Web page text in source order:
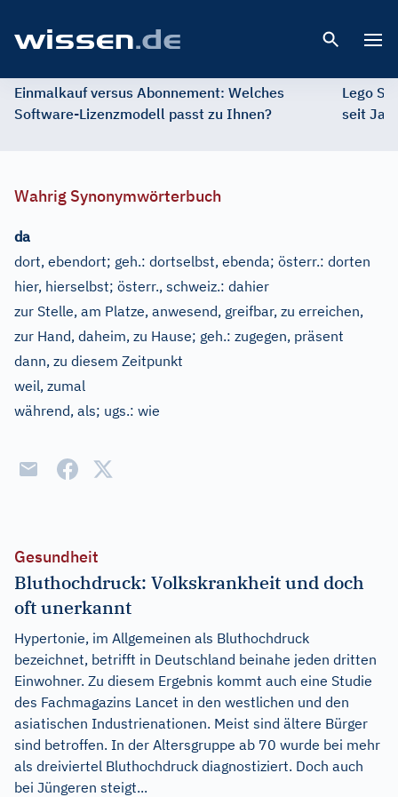
Einmalkauf versus Abonnement: Welches
Software-Lizenzmodell passt zu Ihnen?
Lego
seit
Wahrig Synonymwörterbuch
da
dort, ebendort; geh.: dortselbst, ebenda; österr.: dorten
hier, hierselbst; österr., schweiz.: dahier
zur Stelle, am Platze, anwesend, greifbar, zu erreichen,
zur Hand, daheim, zu Hause; geh.: zugegen, präsent
dann, zu diesem Zeitpunkt
weil, zumal
während, als; ugs.: wie
Gesundheit
Bluthochdruck: Volkskrankheit und doch
oft unerkannt
Hypertonie, im Allgemeinen als Bluthochdruck
bezeichnet, betrifft in Deutschland beinahe jeden dritten
Einwohner. Zu diesem Ergebnis kommt auch eine Studie
des Fachmagazins Lancet in den westlichen und den
asiatischen Industrienationen. Meist sind ältere Bürger
sind betroffen. In der Altersgruppe ab 70 wurde bei mehr
als dreiviertel Bluthochdruck diagnostiziert. Doch auch
bei Jüngeren steigt...